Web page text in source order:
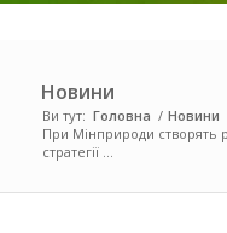
Новини
Ви тут: Головна / Новини
При Мінприроди створять
стратегії ...